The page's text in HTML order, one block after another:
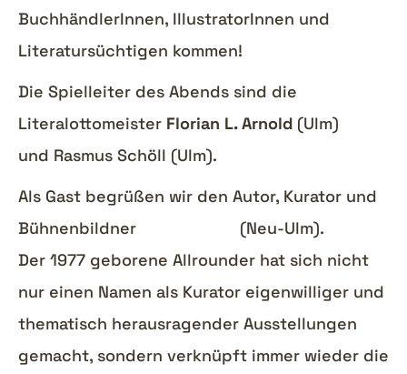
BuchhändlerInnen, IllustratorInnen und
Literatursüchtigen kommen!
Die Spielleiter des Abends sind die
Literalottomeister Florian L. Arnold (Ulm)
und Rasmus Schöll (Ulm).
Als Gast begrüßen wir den Autor, Kurator und
Bühnenbildner
(Neu-Ulm).
Der 1977 geborene Allrounder hat sich nicht
nur einen Namen als Kurator eigenwilliger und
thematisch herausragender Ausstellungen
gemacht, sondern verknüpft immer wieder die